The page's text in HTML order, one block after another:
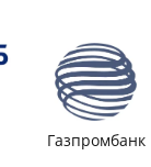
Газпромбанк